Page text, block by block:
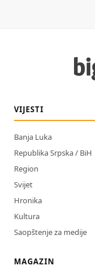
VIJESTI
Banja Luka
Republika Srpska / BiH
Region
Svijet
Hronika
Kultura
Saopštenje za medije
MAGAZIN